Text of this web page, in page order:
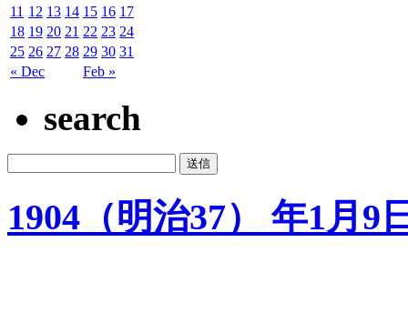
« Dec Feb »
11 12 13 14 15 16 17
18 19 20 21 22 23 24
25 26 27 28 29 30 31
search
1904（明治37） 年1月9